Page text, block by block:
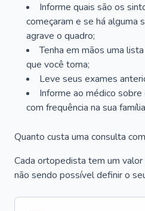
Informe quais são os
começaram e se há alguma
agrave o quadro;
Tenha em mãos uma
que você toma;
Leve seus exames
Informe ao médico
com frequência na sua
Quanto custa uma consulta
Cada ortopedista tem um
não sendo possível definir o